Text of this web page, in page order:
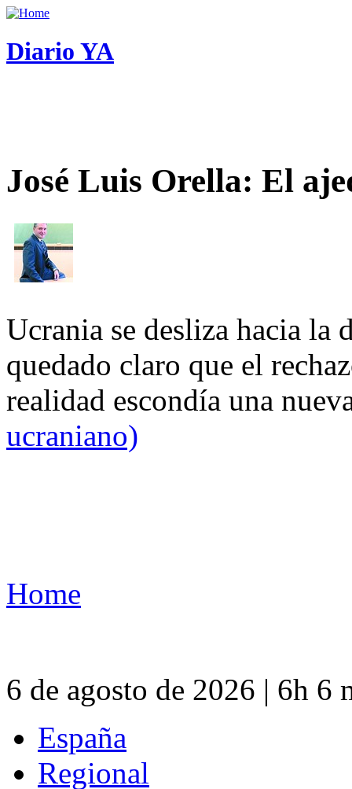
Diario YA
José Luis Orella: El
Ucrania se desliza hacia
quedado claro que el
realidad escondía una
ucraniano)
Home
6 de agosto de 2026 | 6h 6
España
Regional